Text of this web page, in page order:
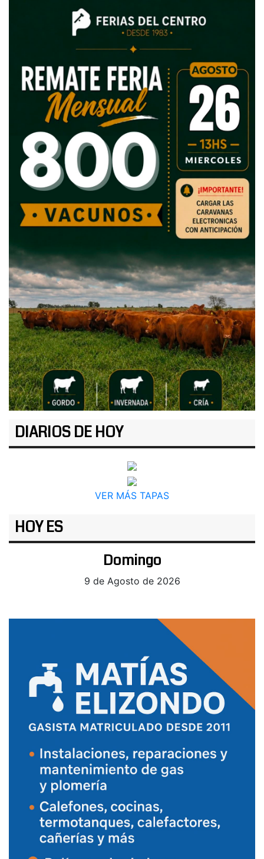
DIARIOS DE HOY
VER MÁS TAPAS
HOY ES
Domingo
9 de Agosto de 2026